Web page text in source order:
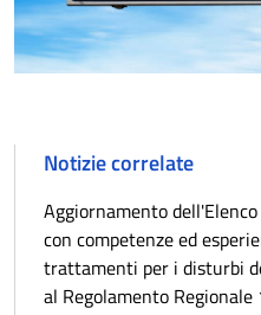
Notizie correlate
Aggiornamento
con competenze ed
trattamenti per i disturbi
al Regolamento